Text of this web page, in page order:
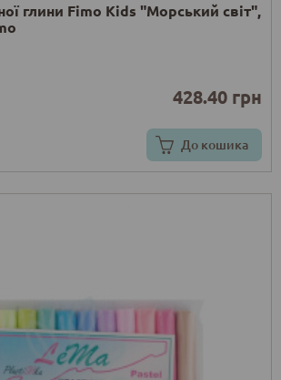
глини Fimo Kids "Морський світ",
428.40 грн
До кошика